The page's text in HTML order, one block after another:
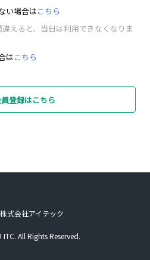
い場合はこちら
えると、当日は利用できなくなりま
はこちら
登録はこちら
式会社アイテック
All Rights Reserved.